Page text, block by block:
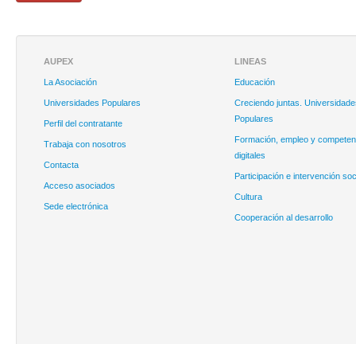
AUPEX
La Asociación
Universidades Populares
Perfil del contratante
Trabaja con nosotros
Contacta
Acceso asociados
Sede electrónica
LINEAS
Educación
Creciendo juntas.
Populares
Formación, empleo y
digitales
Participación e intervención
Cultura
Cooperación al desarrollo